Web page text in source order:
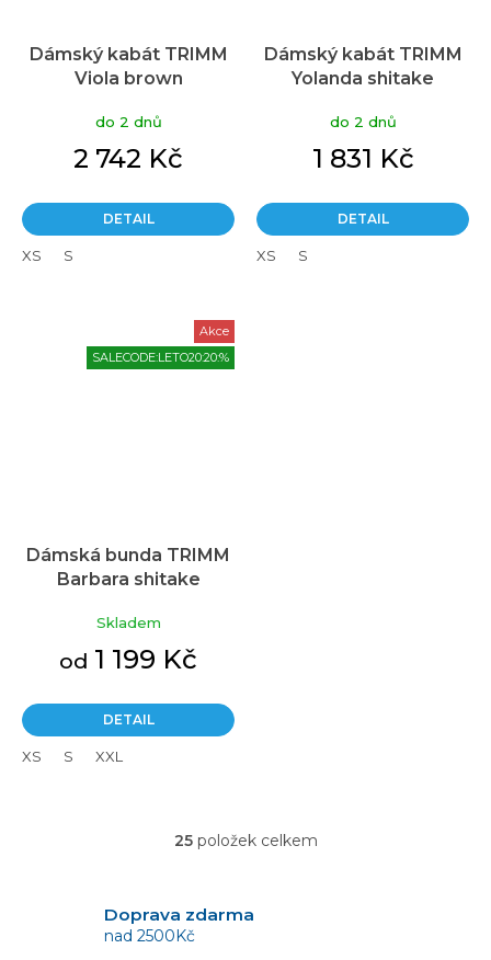
Dámský kabát TRIMM
Viola brown
do 2 dnů
2 742 Kč
DETAIL
XS S
Dámský kabát TRIMM
Yolanda shitake
Průměrné
produktu
je
5,0
5
hvězdiček.
do 2 dnů
1 831 Kč
DETAIL
XS S
Akce
SALECODE:LETO20:20:%
Dámská bunda TRIMM
Barbara shitake
Skladem
od 1 199 Kč
DETAIL
XS S XXL
O
á
25položek celkem
Doprava zdarma
nad 2500Kč